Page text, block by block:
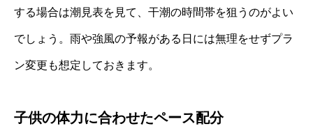
する場合は潮見表を見て、干潮の時間帯を狙うのがよい
でしょう。雨や強風の予報がある日には無理をせずプラ
ン変更も想定しておきます。
子供の体力に合わせたペース配分